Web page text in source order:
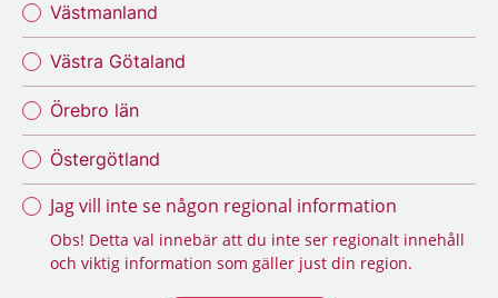
Västmanland
Västra Götaland
Örebro län
Östergötland
Jag vill inte se någon regional information
Obs! Detta val innebär att du inte ser regionalt innehåll
och viktig information som gäller just din region.